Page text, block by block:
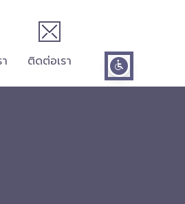
ติดต่อเรา